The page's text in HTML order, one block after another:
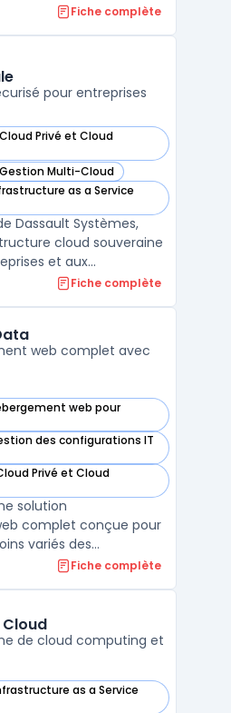
cloud, y compris des
La plateforme cloud
...
Fiche complète
pour entreprises
Privé et Cloud
cette catégorie
Multi-Cloud
cette catégorie
as a Service
cette catégorie
Dassault Systèmes,
cloud souveraine
et aux
Sa plateforme
avec le RGPD.
propos ...
Fiche complète
web complet avec
web pour
cette catégorie
des configurations IT
cette catégorie
Privé et Cloud
cette catégorie
solution
complet conçue pour
variés des
entreprises et des
qui permet d'adapter
en fonction des exigence
Fiche complète
de cloud computing et
as a Service
dans cette catégorie